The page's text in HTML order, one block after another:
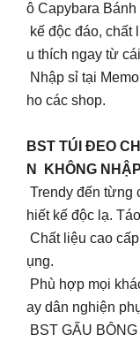
ô Capybara
kế độc đáo, chất
u thích ngay từ
Nhập sỉ tại
ho các shop.
BST TÚI ĐEO
N KHÔNG
Trendy đến từng
hiết kế độc lạ.
Chất liệu cao
ụng.
Phù hợp mọi
ay dân nghiện
BST GẤU